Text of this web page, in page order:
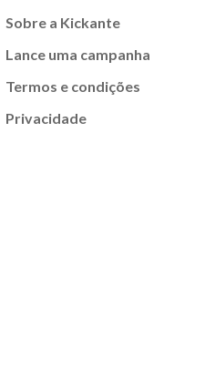
Sobre a Kickante
Lance uma campanha
Termos e condições
Privacidade